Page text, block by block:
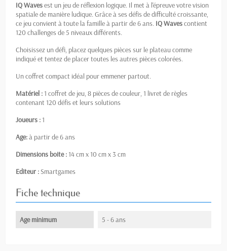
IQ Wavesest un jeu de réflexion logique. Il met à l'épreuve votre vision
spatiale de manière ludique. Grâce à ses défis de difficulté croissante,
ce jeu convient à toute la famille à partir de 6 ans. IQ Wavescontient
120 challenges de 5 niveaux différents.
Choisissez un défi, placez quelques pièces sur le plateau comme
indiqué et tentez de placer toutes les autres pièces colorées.
Un coffret compact idéal pour emmener partout.
Matériel : 1 coffret de jeu, 8 pièces de couleur, 1 livret de règles
contenant 120 défis et leurs solutions
Joueurs : 1
Age:à partir de 6 ans
Dimensions boite : 14 cm x 10 cm x 3 cm
Editeur :Smartgames
Fiche technique
Age minimum 5 - 6 ans